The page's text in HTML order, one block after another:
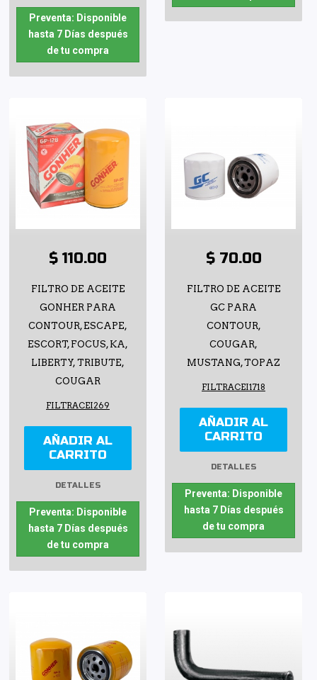
Preventa: Disponible
hasta 7 Días después
de tu compra
$ 110.00
FILTRO DE ACEITE
GONHER PARA
CONTOUR, ESCAPE,
ESCORT, FOCUS, KA,
LIBERTY, TRIBUTE,
COUGAR
FILTRACEI269
AÑADIR AL
CARRITO
DETALLES
Preventa: Disponible
hasta 7 Días después
de tu compra
$ 70.00
FILTRO DE ACEITE
GC PARA
CONTOUR,
COUGAR,
MUSTANG, TOPAZ
FILTRACEI1718
AÑADIR AL
CARRITO
DETALLES
Preventa: Disponible
hasta 7 Días después
de tu compra